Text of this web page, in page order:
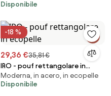
Disponibile
-18 %
29,36 €35,81 €
IRO - pouf rettangolare in
ecopelle
Moderna, in acero, in ecopelle
Disponibile